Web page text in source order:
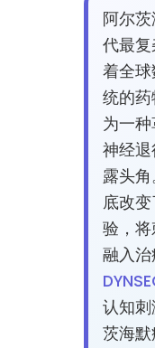
阿尔
代最
着全
统的
为一
神经
露头
底改
验，
融入
认知
茨海默